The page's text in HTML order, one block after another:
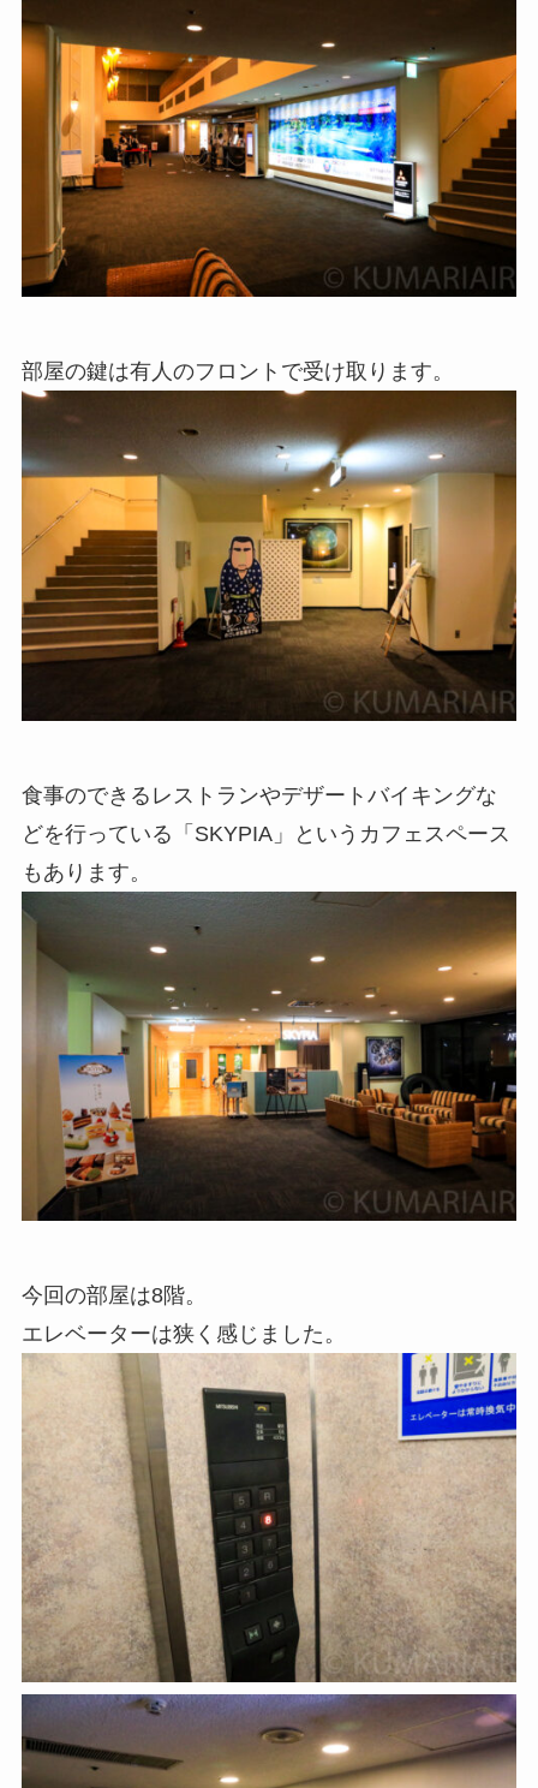
部屋の鍵は有人のフロントで受け取ります。
食事のできるレストランやデザートバイキングな
どを行っている「SKYPIA」というカフェスペース
もあります。
今回の部屋は8階。
エレベーターは狭く感じました。